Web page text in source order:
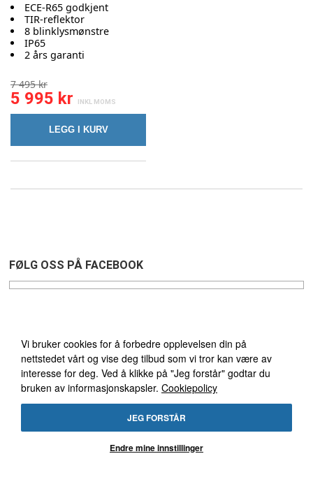
Vi bruker cookies for å forbedre opplevelsen din på
nettstedet vårt og vise deg tilbud som vi tror kan være av
interesse for deg. Ved å klikke på "Jeg forstår" godtar du
bruken av informasjonskapsler. Cookiepolicy
JEG FORSTÅR
Endre mine innstillinger
ECE-R65 godkjent
TIR-reflektor
8 blinklysmønstre
IP65
2 års garanti
7 495 kr
5 995 kr
LEGG I KURV
FØLG OSS PÅ FACEBOOK
GRATIS FRAKT GJELDER
VED KJØP OVER 1495 NOK
&ÅPENT KJØP 30 DAGER